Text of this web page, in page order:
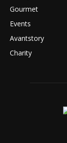
Gourmet
Events
Avantstory
Charity